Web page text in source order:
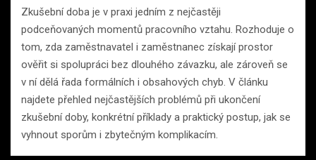
Zkušební doba je v praxi jedním z nejčastěji
podceňovaných momentů pracovního vztahu. Rozhoduje o
tom, zda zaměstnavatel i zaměstnanec získají prostor
ověřit si spolupráci bez dlouhého závazku, ale zároveň se
v ní dělá řada formálních i obsahových chyb. V článku
najdete přehled nejčastějších problémů při ukončení
zkušební doby, konkrétní příklady a praktický postup, jak se
vyhnout sporům i zbytečným komplikacím.